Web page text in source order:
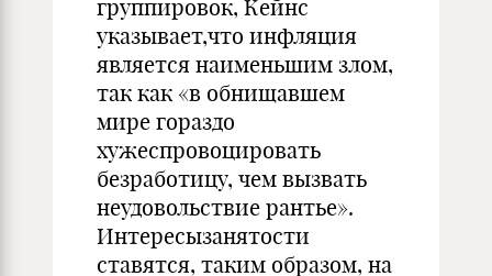
группировок, Кейнс
указывает,что инфляция
является наименьшим злом,
так как «в обнищавшем
мире гораздо
хужеспровоцировать
безработицу, чем вызвать
неудовольст­вие рантье».
Интересызанятости
ставятся, таким образом, на